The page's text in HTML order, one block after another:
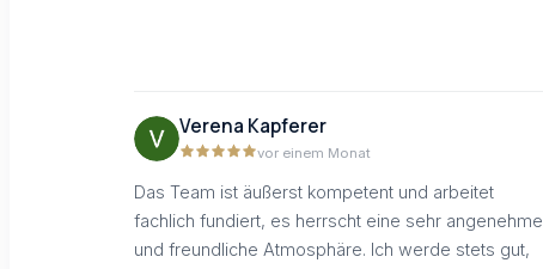
Verena Kapferer
vor einem Monat
Das Team ist äußerst kompetent und arbeitet
fachlich fundiert, es herrscht eine sehr angenehme
und freundliche Atmosphäre. Ich werde stets gut,